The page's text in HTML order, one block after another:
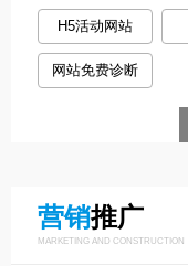
H5活动网站
网站免费诊断
营销推广
MARKETING AND CONSTRUCTION